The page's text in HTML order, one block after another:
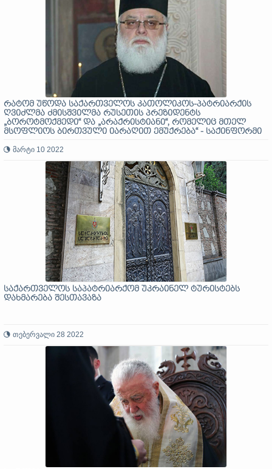
რატომ უწოდა საქართველოს კათოლიკოს-პატრიარქის
ღვიძლმა ძმისშვილმა რუსეთის პრეზიდენტს
„ბოროტმოქმედი“ და „არაქრისტიანი“, რომელიც მთელ
მსოფლიოს ბირთვული იარაღით ემუქრება“ - საქინფორმი
მარტი 10 2022
საქართველოს საპატრიარქომ უკრაინელ ტურისტებს
დახმარება შესთავაზა
თებერვალი 28 2022